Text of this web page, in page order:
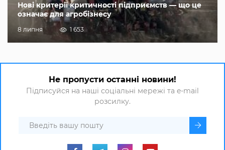
Нові критерії критичності підприємств — що це
означає для агробізнесу
8 липня 1 653
Не пропусти останні новини!
Підписуйся на наші соціальні мережі та e-mail
розсилку.